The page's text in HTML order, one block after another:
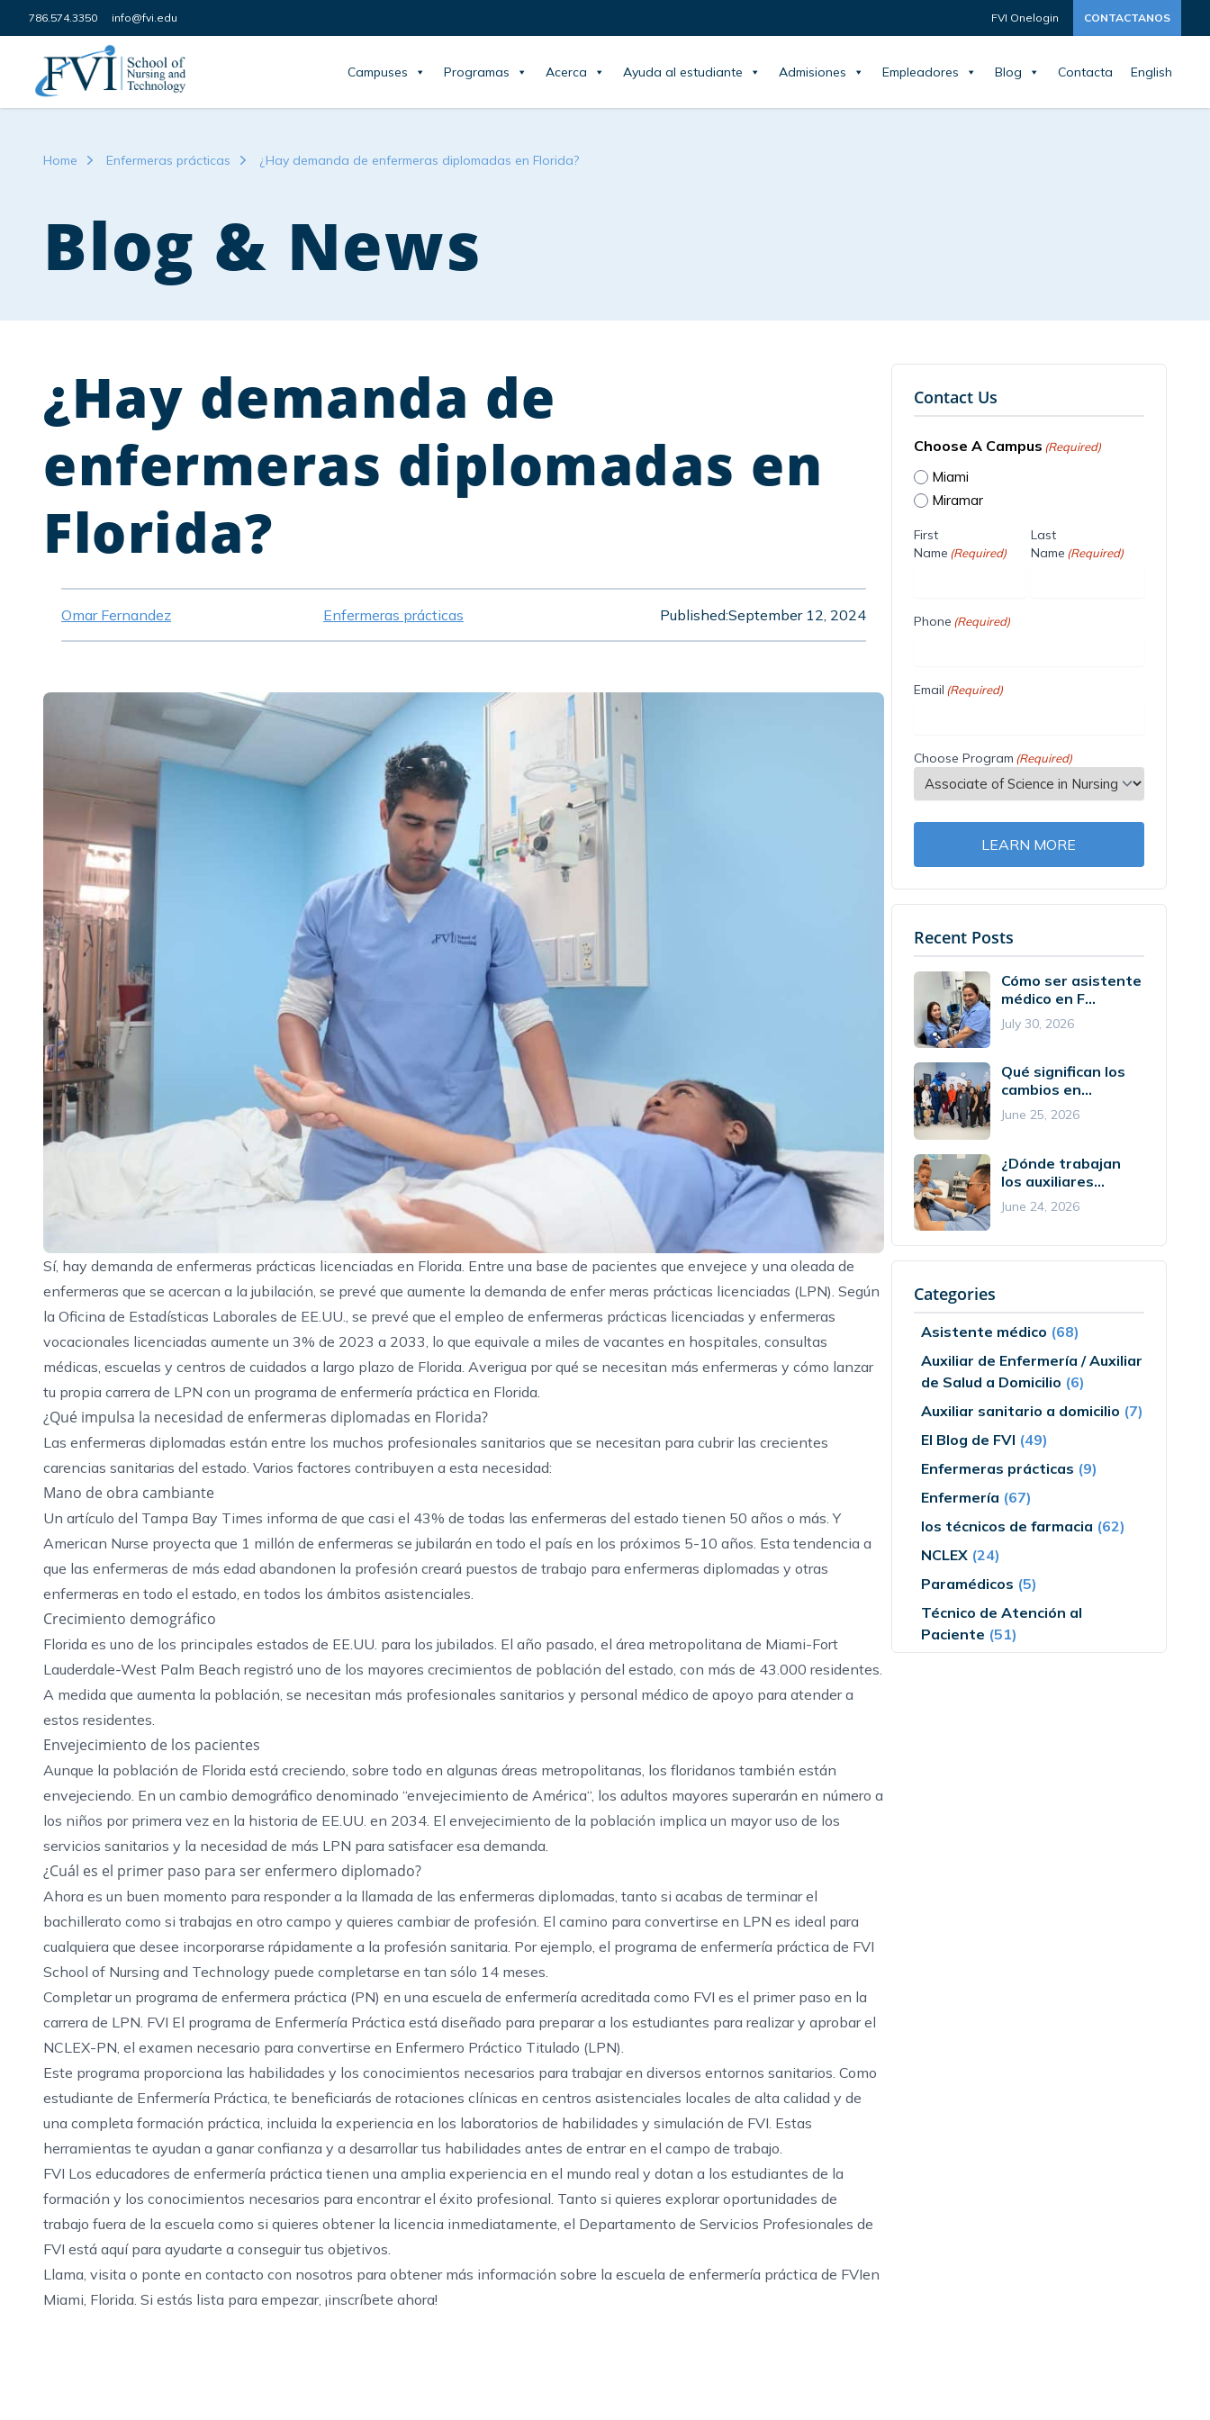
Skip to content
786.574.3350 info@fvi.edu FVI Onelogin CONTACTANOS
FVI School of Nursing
Campuses Programas Acerca Ayuda al estudiante Admisiones Empleadores Blog Contacta English
Home Enfermeras prácticas ¿Hay demanda de enfermeras diplomadas en Florida?
Blog & News
¿Hay demanda de
enfermeras diplomadas en
Florida?
Omar Fernandez Enfermeras prácticas Published:September 12, 2024
Sí, hay demanda de enfermeras prácticas licenciadas en Florida. Entre una base de pacientes que envejece y una oleada de
enfermeras que se acercan a la jubilación, se prevé que aumente la demanda de enfer meras prácticas licenciadas (LPN). Según
la Oficina de Estadísticas Laborales de EE.UU., se prevé que el empleo de enfermeras prácticas licenciadas y enfermeras
vocacionales licenciadas aumente un 3% de 2023 a 2033, lo que equivale a miles de vacantes en hospitales, consultas
médicas, escuelas y centros de cuidados a largo plazo de Florida. Averigua por qué se necesitan más enfermeras y cómo lanzar
tu propia carrera de LPN con un programa de enfermería práctica en Florida
¿Qué impulsa la necesidad de enfermeras diplomadas en Florida?
Las enfermeras diplomadas están entre los muchos profesionales sanitarios que se necesitan para cubrir las crecientes
carencias sanitarias del estado. Varios factores contribuyen a esta necesidad:
Mano de obra cambiante
Un artículo del Tampa Bay Times informa de que casi el 43% de todas las enfermeras del estado tienen 50 años o más. Y
American Nurse proyecta que 1 millón de enfermeras se jubilarán en todo el país en los próximos 5-10 años. Esta tendencia a
que las enfermeras de más edad abandonen la profesión creará puestos de trabajo para enfermeras diplomadas y otras
enfermeras en todo el estado, en todos los ámbitos asistenciales.
Crecimiento demográfico
Florida es uno de los principales estados de EE.UU. para los jubilados. El año pasado, el área metropolitana de Miami-Fort
Lauderdale-West Palm Beach registró uno de los mayores crecimientos de población del estado, con más de 43.000 residentes.
A medida que aumenta la población, se necesitan más profesionales sanitarios y personal médico de apoyo para atender a
estos residentes.
Envejecimiento de los pacientes
Aunque la población de Florida está creciendo, sobre todo en algunas áreas metropolitanas, los floridanos también están
envejeciendo. En un cambio demográfico denominado “envejecimiento de América“, los adultos mayores superarán en número a
los niños por primera vez en la historia de EE.UU. en 2034. El envejecimiento de la población implica un mayor uso de los
servicios sanitarios y la necesidad de más LPN para satisfacer esa demanda.
¿Cuál es el primer paso para ser enfermero diplomado?
Ahora es un buen momento para responder a la llamada de las enfermeras diplomadas, tanto si acabas de terminar el
bachillerato como si trabajas en otro campo y quieres cambiar de profesión. El camino para convertirse en LPN es ideal para
cualquiera que desee incorporarse rápidamente a la profesión sanitaria. Por ejemplo, el programa de enfermería práctica de FVI
School of Nursing and Technology puede completarse en tan sólo 14 meses.
Completar un programa de enfermera práctica (PN) en una escuela de enfermería acreditada como FVI es el primer paso en la
carrera de LPN. FVI El programa de Enfermería Práctica está diseñado para preparar a los estudiantes para realizar y aprobar el
NCLEX-PN, el examen necesario para convertirse en Enfermero Práctico Titulado (LPN).
Este programa proporciona las habilidades y los conocimientos necesarios para trabajar en diversos entornos sanitarios. Como
estudiante de Enfermería Práctica, te beneficiarás de rotaciones clínicas en centros asistenciales locales de alta calidad y de
una completa formación práctica, incluida la experiencia en los laboratorios de habilidades y simulación de FVI. Estas
herramientas te ayudan a ganar confianza y a desarrollar tus habilidades antes de entrar en el campo de trabajo.
FVI Los educadores de enfermería práctica tienen una amplia experiencia en el mundo real y dotan a los estudiantes de la
formación y los conocimientos necesarios para encontrar el éxito profesional. Tanto si quieres explorar oportunidades de
trabajo fuera de la escuela como si quieres obtener la licencia inmediatamente, el Departamento de Servicios Profesionales de
FVI está aquí para ayudarte a conseguir tus objetivos.
Llama, visita o ponte en contacto con nosotros para obtener más información sobre la escuela de enfermería práctica de FVIen
Miami, Florida . Si estás lista para empezar, ¡inscríbete ahora!
Contact Us
Choose A Campus (Required)
Miami
Miramar
First
Name (Required)
Last
Name (Required)
Phone (Required)
Email (Required)
Choose Program (Required)
LEARN MORE
Recent Posts
Cómo ser asistente
médico en F...
July 30, 2026
Qué significan los
cambios en...
June 25, 2026
¿Dónde trabajan
los auxiliares...
June 24, 2026
Categories
Asistente médico (68)
Auxiliar de Enfermería / Auxiliar
de Salud a Domicilio (6)
Auxiliar sanitario a domicilio (7)
El Blog de FVI (49)
Enfermeras prácticas (9)
Enfermería (67)
los técnicos de farmacia (62)
NCLEX(24)
Paramédicos (5)
Técnico de Atención al
Paciente (51)